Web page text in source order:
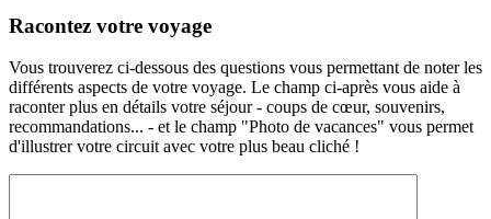
Racontez votre voyage
Vous trouverez ci-dessous des questions vous permettant de noter les
différents aspects de votre voyage. Le champ ci-après vous aide à
raconter plus en détails votre séjour - coups de cœur, souvenirs,
recommandations... - et le champ "Photo de vacances" vous permet
d'illustrer votre circuit avec votre plus beau cliché !